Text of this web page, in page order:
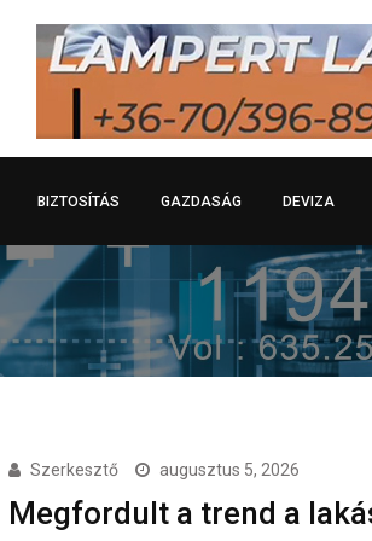
BIZTOSÍTÁS GAZDASÁG DEVIZA
Szerkesztő augusztus 5, 2026
Megfordult a trend a